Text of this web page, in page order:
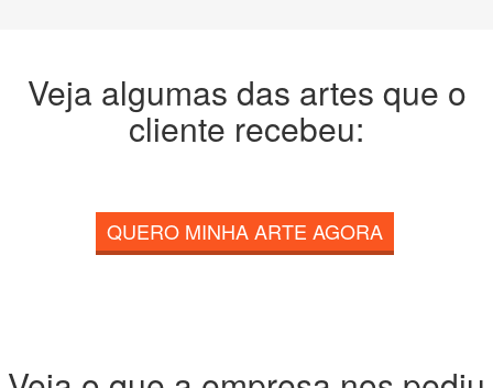
Veja algumas das artes que o
cliente recebeu:
QUERO MINHA ARTE AGORA